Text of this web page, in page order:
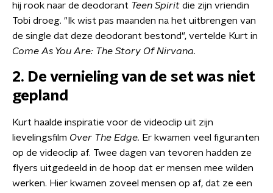
hij rook naar de deodorant Teen Spirit die zijn vriendin
Tobi droeg. "Ik wist pas maanden na het uitbrengen van
de single dat deze deodorant bestond", vertelde Kurt in
Come As You Are: The Story Of Nirvana.
2. De vernieling van de set was niet
gepland
Kurt haalde inspiratie voor de videoclip uit zijn
lievelingsfilm Over The Edge. Er kwamen veel figuranten
op de videoclip af. Twee dagen van tevoren hadden ze
flyers uitgedeeld in de hoop dat er mensen mee wilden
werken. Hier kwamen zoveel mensen op af, dat ze een